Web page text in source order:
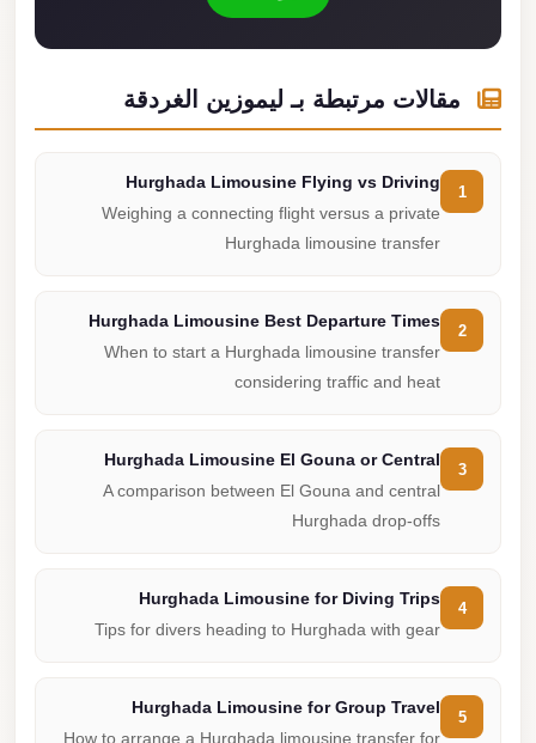
مقالات مرتبطة بـ ليموزين الغردقة
Hurghada Limousine Flying vs Driving
Weighing a connecting flight versus a private
Hurghada limousine transfer
Hurghada Limousine Best Departure Times
When to start a Hurghada limousine transfer
considering traffic and heat
Hurghada Limousine El Gouna or Central
A comparison between El Gouna and central
Hurghada drop-offs
Hurghada Limousine for Diving Trips
Tips for divers heading to Hurghada with gear
Hurghada Limousine for Group Travel
How to arrange a Hurghada limousine transfer for